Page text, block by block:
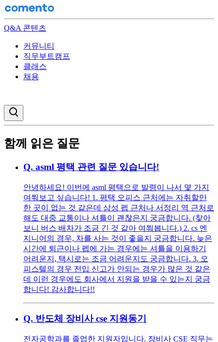
Q&A 콘텐츠
커뮤니티
직무부트캠프
클래스
채용
함께 읽은 질문
Q. asml 평택 관련 질문 있습니다!
안녕하세요! 이번에 asml 평택으로 발령이 나서 몇 가지
여쭤보고 싶습니다! 1. 평택 오피스 근처에는 자취할만
한 곳이 없는 것 같은데 삼성 펩 근처나 서정리 역 근처로
해도 대중 교통이나 셔틀이 괜찮은지 궁금합니다. (찾아
보니 버스 배차가 조금 긴 것 같아 여쭤봅니다.) 2. cs 엔
지니어의 경우, 차를 사는 것이 좋을지 궁금합니다. 늦은
시간에 퇴근이나 펩에 가는 경우에는 셔틀을 이용하기
어려운지, 택시로는 조금 어려운지도 궁금합니다. 3. 오
피스텔의 경우 전입 신고가 안되는 경우가 많은 것 같은
데 이런 경우에도 회사에서 지원을 받을 수 있는지 궁금
합니다! 감사합니다!!
Q. 반도체 장비사 cse 지원동기
전자공학과를 졸업한 지원자입니다. 장비사 CSE 직무는